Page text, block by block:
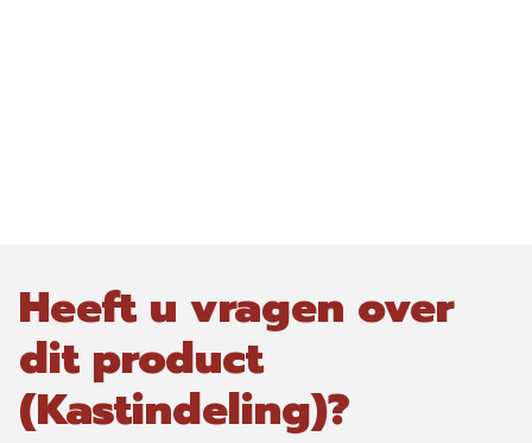
Heeft u vragen over
dit product
(Kastindeling)?